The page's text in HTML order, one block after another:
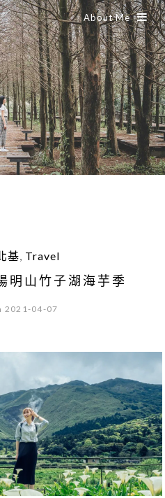
About Me
基, Travel
明山竹子湖海芋季
2021-04-07